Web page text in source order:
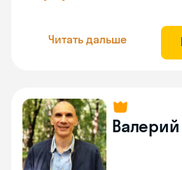
Читать дальше
Валерий